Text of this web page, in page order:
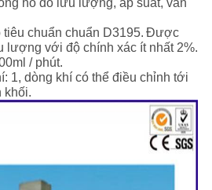
hồ đo lưu lượng, áp suất, van
chuẩn chuẩn D3195. Được
lượng với độ chính xác ít nhất 2%.
/ phút.
1, dòng khí có thể điều chỉnh tới
khối.